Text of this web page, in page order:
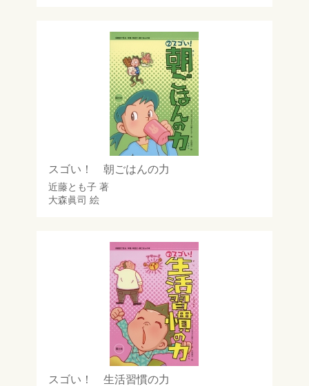
スゴい！ 朝ごはんの力
近藤とも子著
大森眞司 絵
スゴい！ 生活習慣の力